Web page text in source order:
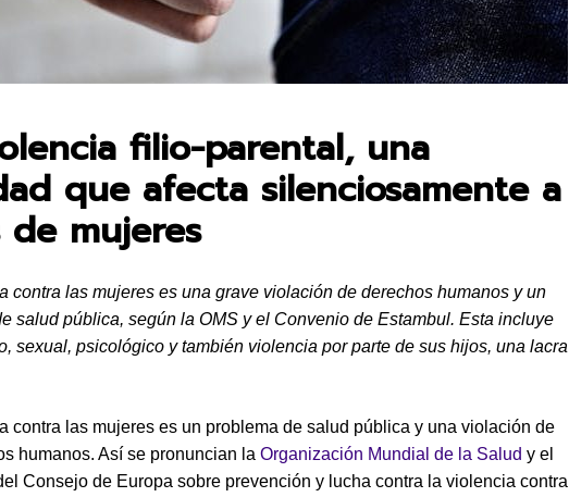
filio-parental, una
que afecta silenciosamente a
de mujeres
contra las mujeres es una grave violación de derechos humanos y un
salud pública, según la OMS y el Convenio de Estambul. Esta incluye
sexual, psicológico y también violencia por parte de sus hijos, una lacra
contra las mujeres es un problema de salud pública y una violación de
humanos. Así se pronuncian la Organización Mundial de la Salud y el
Consejo de Europa sobre prevención y lucha contra la violencia contra